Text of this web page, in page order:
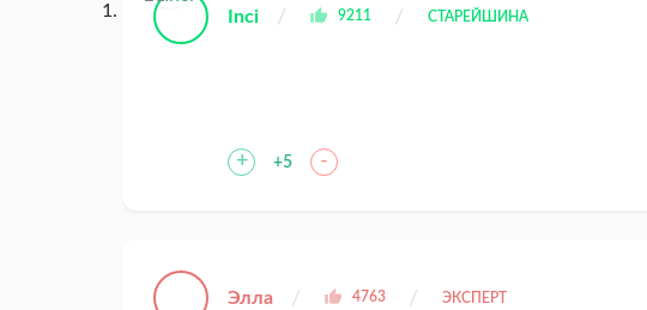
Inci 9211 СТАРЕЙШИНА
+ +5 -
Элла 4763 ЭКСПЕРТ